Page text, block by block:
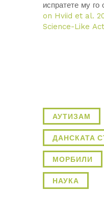
испратете му го
on Hviid et al.
Science-Like
АУТИЗАМ
ДАНСКАТА
МОРБИЛИ
НАУКА